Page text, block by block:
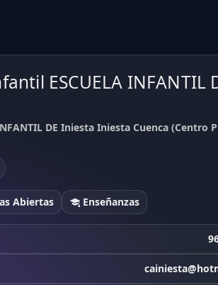
ESCUELA INFANTIL
DE Iniesta Iniesta Cuenca (Centro
Abiertas Enseñanzas